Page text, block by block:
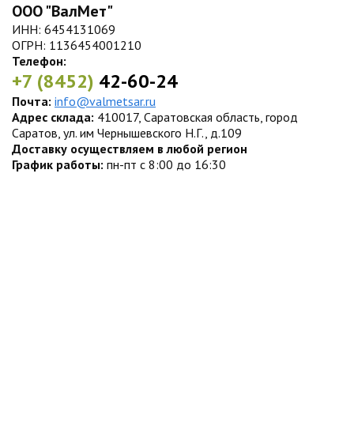
ООО "ВалМет"
ИНН: 6454131069
ОГРН: 1136454001210
Телефон:
+7 (8452) 42-60-24
Почта: info@valmetsar.ru
Адрес склада: 410017, Саратовская область, город
Саратов, ул. им Чернышевского Н.Г., д.109
Доставку осуществляем в любой регион
График работы: пн-пт с 8:00 до 16:30